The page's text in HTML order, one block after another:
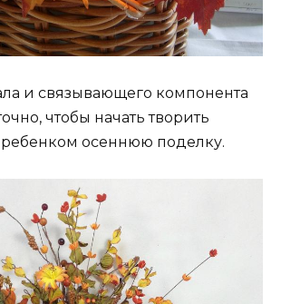
и связывающего компонента
чтобы начать творить
осеннюю поделку.